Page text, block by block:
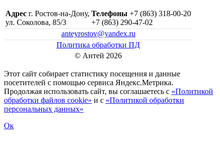
Адрес г. Ростов-на-Дону,
ул. Соколова, 85/3
Телефоны +7 (863) 318-00-20
+7 (863) 290-47-02
anteyrostov@yandex.ru
Политика обработки ПД
© Антей 2026
Этот сайт собирает статистику посещения и данные
посетителей c помощью сервиса Яндекс.Метрика.
Продолжая использовать сайт, вы соглашаетесь с «Политикой
обработки файлов cookie» и с «Политикой обработки
персональных данных»
Ок